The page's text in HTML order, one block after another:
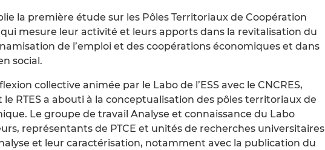
la première étude sur les Pôles Territoriaux de Coopération
qui mesure leur activité et leurs apports dans la revitalisation du
de l’emploi et des coopérations économiques et dans
social.
collective animée par le Labo de l’ESS avec le CNCRES,
le RTES a abouti à la conceptualisation des pôles territoriaux de
Le groupe de travail Analyse et connaissance du Labo
représentants de PTCE et unités de recherches universitaires
et leur caractérisation, notamment avec la publication du